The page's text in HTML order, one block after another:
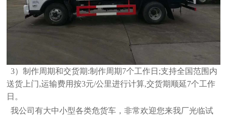
3）制作周期和交货期:制作周期7个工作日;支持全国范围内
送货上门,运输费用按3元/公里进行计算,交货期顺延7个工作
日。
我公司有大中小型各类危货车，非常欢迎您来我厂光临试